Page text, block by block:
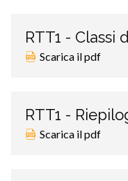
RTT1 - Classi
Scarica il pdf
RTT1 -
Scarica il pdf